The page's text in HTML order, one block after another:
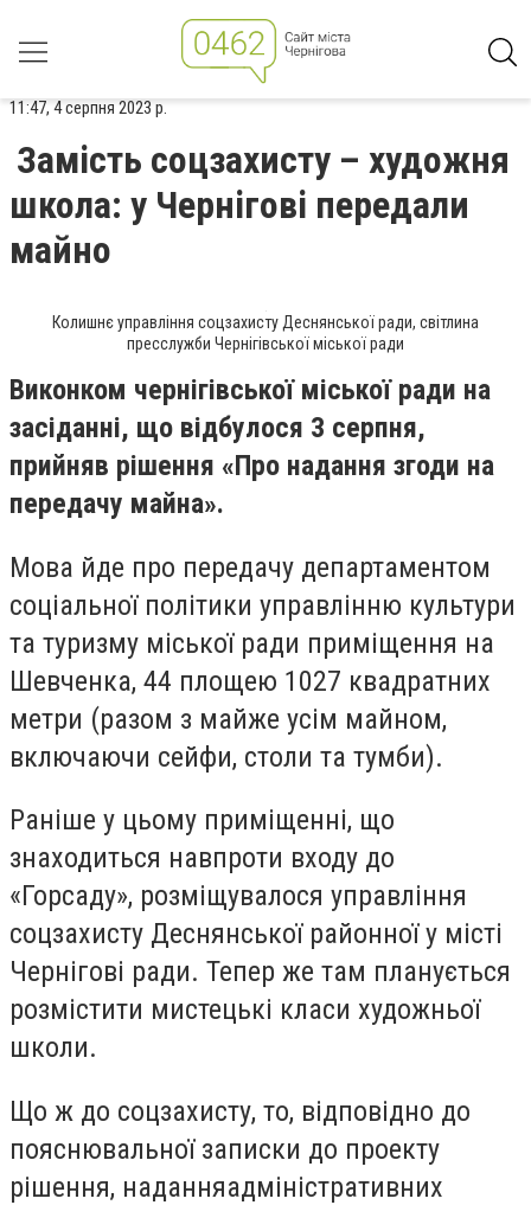
11:47, 4 серпня 2023 р.
Замість соцзахисту – художня
школа: у Чернігові передали
майно
Колишнє управління соцзахисту Деснянської ради, світлина
пресслужби Чернігівської міської ради
Виконком чернігівської міської ради на
засіданні, що відбулося 3 серпня,
прийняв рішення «Про надання згоди на
передачу майна».
Мова йде про передачу департаментом
соціальної політики управлінню культури
та туризму міської ради приміщення на
Шевченка, 44 площею 1027 квадратних
метри (разом з майже усім майном,
включаючи сейфи, столи та тумби).
Раніше у цьому приміщенні, що
знаходиться навпроти входу до
«Горсаду», розміщувалося управління
соцзахисту Деснянської районної у місті
Чернігові ради. Тепер же там планується
розмістити мистецькі класи художньої
школи.
Що ж до соцзахисту, то, відповідно до
пояснювальної записки до проекту
рішення, наданняадміністративних